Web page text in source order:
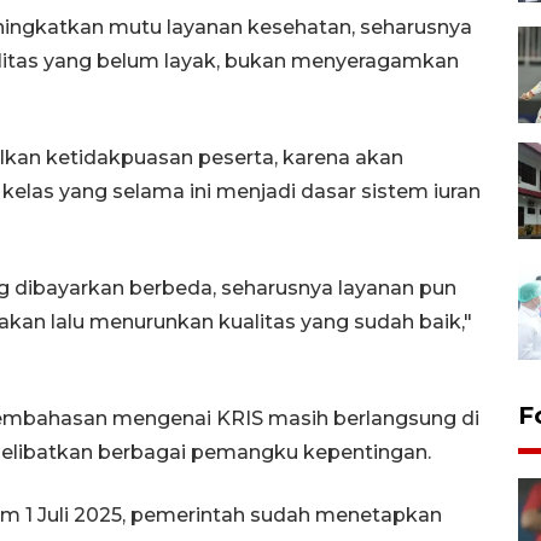
mutu layanan kesehatan, seharusnya
yang belum layak, bukan menyeragamkan
ketidakpuasan peserta, karena akan
yang selama ini menjadi dasar sistem iuran
dibayarkan berbeda, seharusnya layanan pun
lalu menurunkan kualitas yang sudah baik,"
mengenai KRIS masih berlangsung di
berbagai pemangku kepentingan.
1 Juli 2025, pemerintah sudah menetapkan